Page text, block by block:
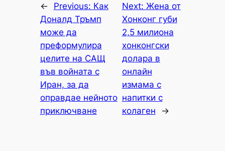
← Previous: Как
Доналд Тръмп
може да
преформулира
целите на САЩ
във войната с
Иран, за да
оправдае нейното
приключване
Next: Жена от
Хонконг губи
2,5 милиона
хонконгски
долара в
онлайн
измама с
напитки с
колаген
→